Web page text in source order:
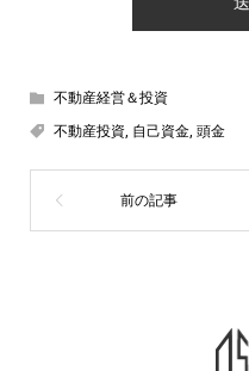
不動産経営＆投資
不動産投資, 自己資金, 頭金